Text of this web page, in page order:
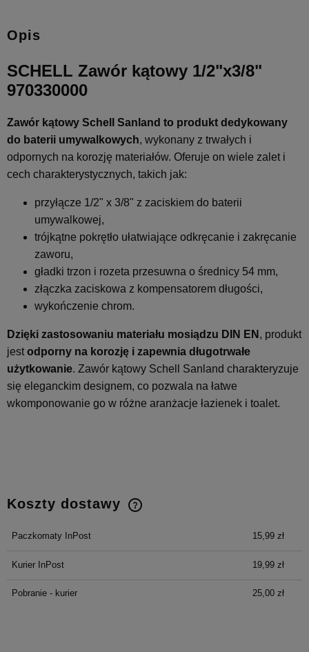
Opis
SCHELL Zawór kątowy 1/2"x3/8"
970330000
Zawór kątowy Schell Sanland to produkt dedykowany
do baterii umywalkowych, wykonany z trwałych i
odpornych na korozję materiałów. Oferuje on wiele zalet i
cech charakterystycznych, takich jak:
przyłącze 1/2" x 3/8" z zaciskiem do baterii
umywalkowej,
trójkątne pokrętło ułatwiające odkręcanie i zakręcanie
zaworu,
gładki trzon i rozeta przesuwna o średnicy 54 mm,
złączka zaciskowa z kompensatorem długości,
wykończenie chrom.
Dzięki zastosowaniu materiału mosiądzu DIN EN , produkt
jest odporny na korozję i zapewnia długotrwałe
użytkowanie. Zawór kątowy Schell Sanland charakteryzuje
się eleganckim designem, co pozwala na łatwe
wkomponowanie go w różne aranżacje łazienek i toalet.
Koszty dostawy
Cena nie zawiera ewentualnych kosztów płatności
Paczkomaty InPost 15,99 zł
Kurier InPost 19,99 zł
Pobranie - kurier 25,00 zł